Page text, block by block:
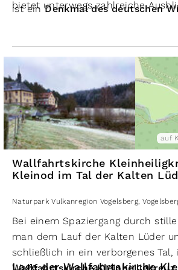
bietet unterwegs zahlreiche
ist einDenkmal des deutschen
Hier verschmelzen die Geschichte
Skispringens und der Vogelsberg
auf
Wallfahrtskirche
Kleinod im Tal der Kalten
Naturpark Vulkanregion Vogelsberg,
Bei einem Spaziergang durch
man dem Lauf der Kalten Lüder
schließlich in ein verborgenes Tal,